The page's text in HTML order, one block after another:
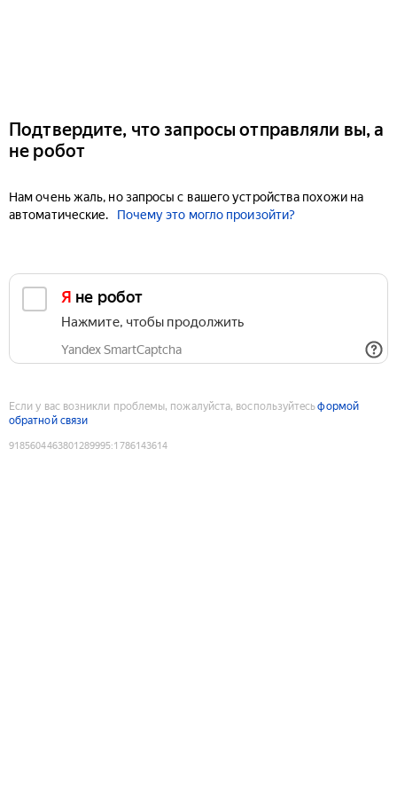
Подтвердите, что запросы отправляли вы, а
не робот
Нам очень жаль, но запросы с вашего устройства похожи на
автоматические.
Почему это могло произойти?
Я не робот
Нажмите, чтобы продолжить
Yandex SmartCaptcha
Если у вас возникли проблемы, пожалуйста, воспользуйтесьформой
обратной связи
9185604463801289995:1786143614